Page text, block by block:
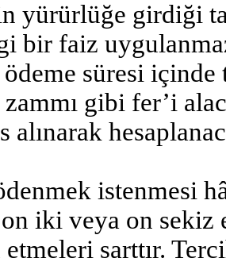
yürürlüğe girdiği
bir faiz
süresi içinde
gibi fer’i
alınarak
istenmesi
iki veya on sekiz
şarttır.